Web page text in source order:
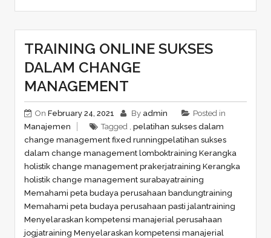
TRAINING ONLINE SUKSES
DALAM CHANGE
MANAGEMENT
On February 24, 2021 By admin
Posted in
Manajemen
Tagged , pelatihan sukses dalam
change management fixed runningpelatihan sukses
dalam change management lomboktraining Kerangka
holistik change management prakerjatraining Kerangka
holistik change management surabayatraining
Memahami peta budaya perusahaan bandungtraining
Memahami peta budaya perusahaan pasti jalantraining
Menyelaraskan kompetensi manajerial perusahaan
jogjatraining Menyelaraskan kompetensi manajerial